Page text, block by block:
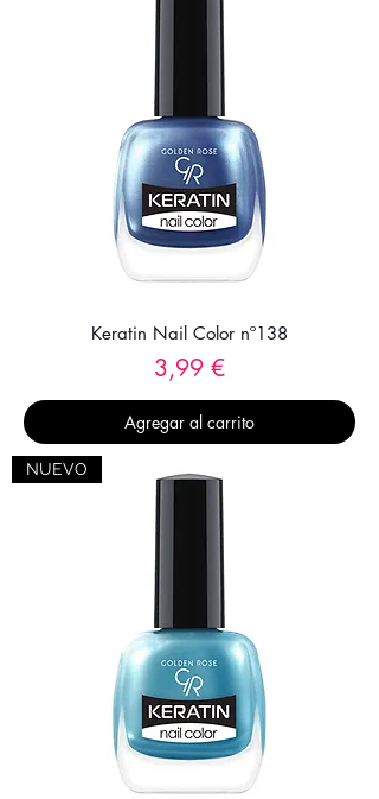
Keratin Nail Color nº138
Precio
3,99 €
Agregar al carrito
NUEVO